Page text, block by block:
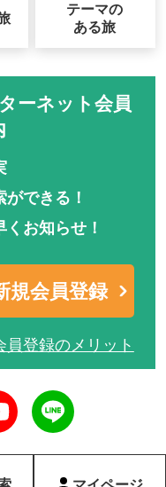
テーマの
ある旅
ーネット会員
できる！
お知らせ！
規会員登録
員登録のメリット